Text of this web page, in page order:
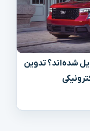
شده‌اند؟ تدوین